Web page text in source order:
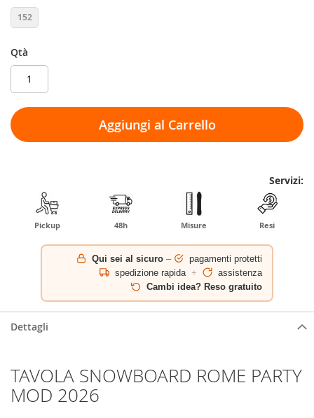
152
Qtà
Aggiungi al Carrello
Servizi:
Pickup 48h Misure Resi
Qui sei al sicuro –
pagamenti protetti
spedizione rapida +
assistenza
Cambi idea? Reso gratuito
Dettagli
TAVOLA SNOWBOARD ROME PARTY
MOD 2026